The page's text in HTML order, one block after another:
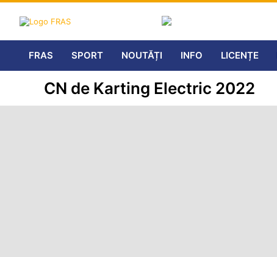
FRAS SPORT NOUTĂȚI INFO LICENȚE
CN de Karting Electric 2022